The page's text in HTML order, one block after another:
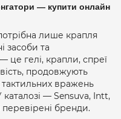
— купити онлайн
лише крапля
засоби та
це гелі, крапли, спреї
продовжують
вражень
каталозі — Sensuva, Intt,
бренди.